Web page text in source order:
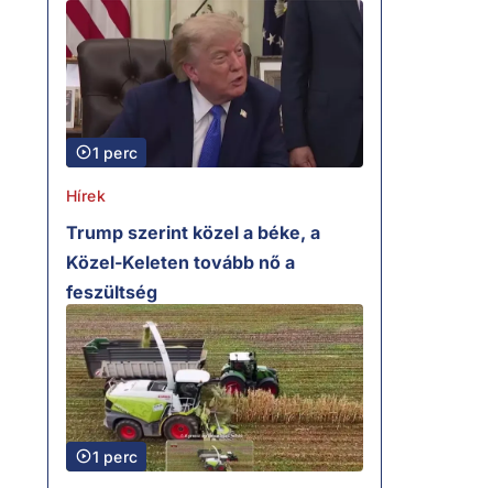
1 perc
Hírek
Trump szerint közel a béke, a
Közel-Keleten tovább nő a
feszültség
1 perc